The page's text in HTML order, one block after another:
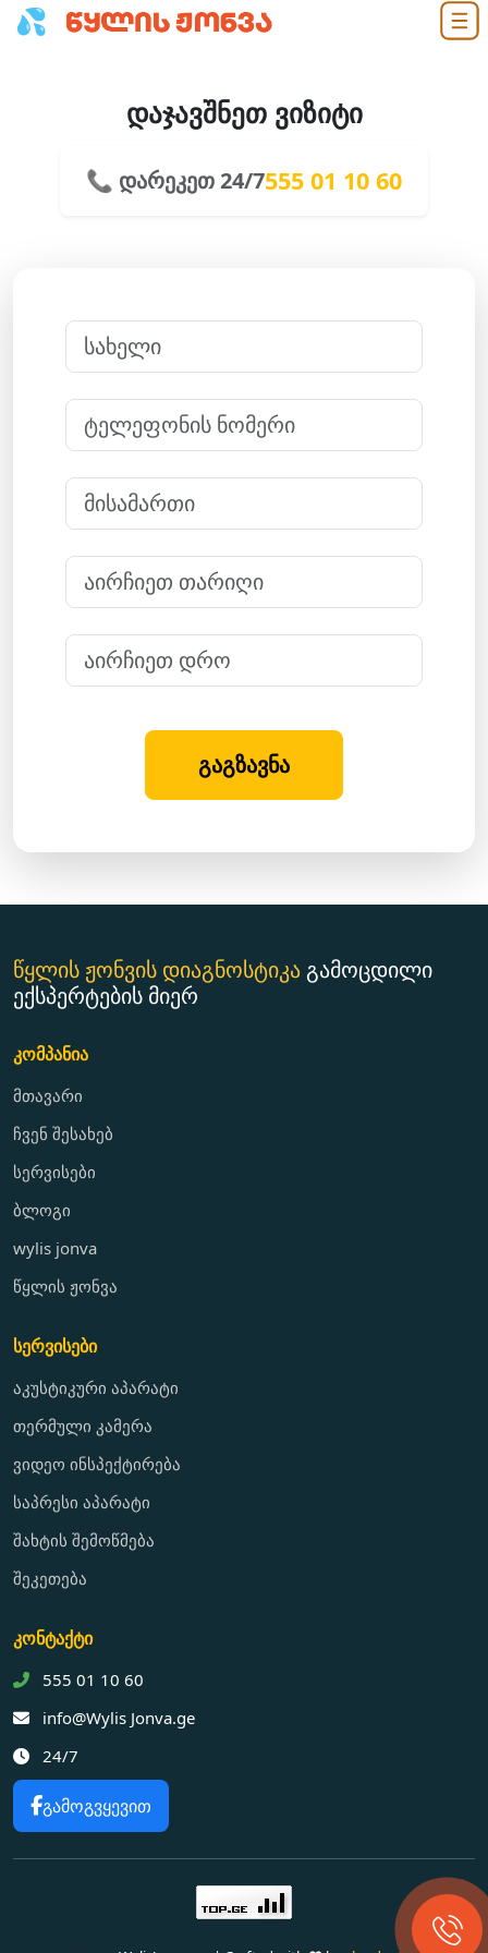
დაჯავშნეთ ვიზიტი
📞 დარეკეთ 24/7555 01 10 60
გაგზავნა
წყლის ჟონვის დიაგნოსტიკაგამოცდილი
ექსპერტების მიერ
კომპანია
მთავარი
ჩვენ შესახებ
სერვისები
ბლოგი
wylis jonva
წყლის ჟონვა
სერვისები
აკუსტიკური აპარატი
თერმული კამერა
ვიდეო ინსპექტირება
საპრესი აპარატი
შახტის შემოწმება
შეკეთება
კონტაქტი
555 01 10 60
info@Wylis Jonva.ge
24/7
გამოგვყევით